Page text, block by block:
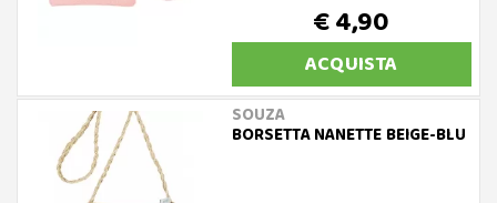
€ 4,90
ACQUISTA
SOUZA
BORSETTA NANETTE BEIGE-BLU